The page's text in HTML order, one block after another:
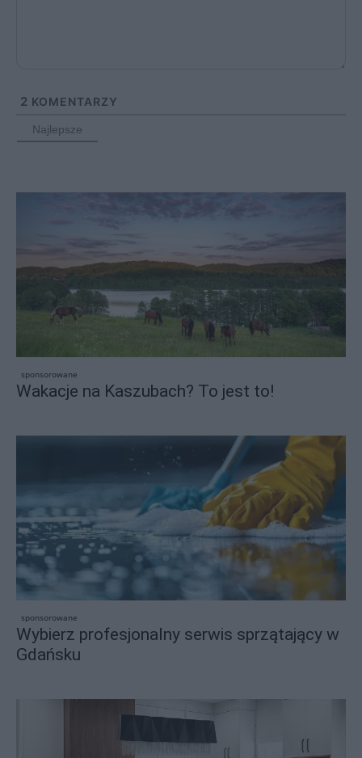
2 KOMENTARZY
Najlepsze
sponsorowane
Wakacje na Kaszubach? To jest to!
sponsorowane
Wybierz profesjonalny serwis sprzątający w
Gdańsku